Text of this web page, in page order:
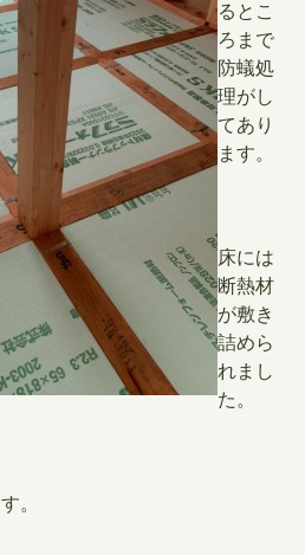
るとこ
ろまで
防蟻処
理がし
てあり
ます。
床には
断熱材
が敷き
詰めら
れまし
た。
。